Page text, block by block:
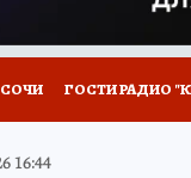
СОЧИ ГОСТИ РАДИО
16:44